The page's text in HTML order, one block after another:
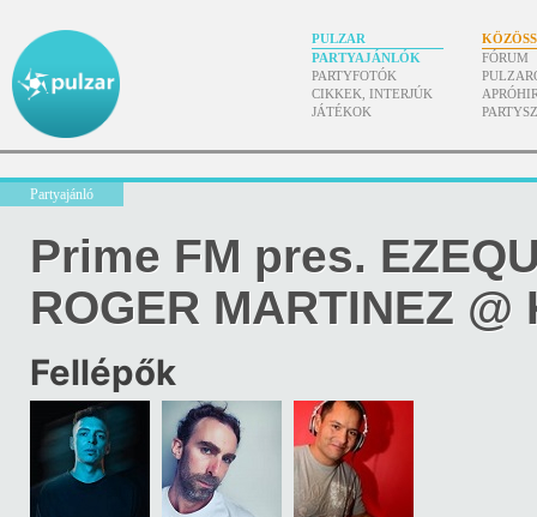
PULZAR
PARTYAJÁNLÓK
PARTYFOTÓK
CIKKEK, INTERJÚK
JÁTÉKOK
FÓRUM
Partyajánló
Prime FM pres.
ROGER MARTINEZ
Fellépők